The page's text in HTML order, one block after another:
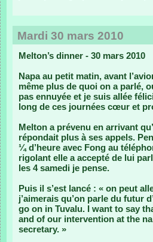
Mardi 30 mars 2010
Melton’s dinner - 30 mars 2010
Napa au petit matin, avant
même plus de quoi on a parlé,
pas ennuyée et je suis allée
long de ces journées cœur et
Melton a prévenu en arrivant
répondait plus à ses appels.
¼ d’heure avec Fong au
rigolant elle a accepté de lui
les 4 samedi je pense.
Puis il s’est lancé : « on peut
j’aimerais qu’on parle du futur
go on in Tuvalu. I want to say
and of our intervention at the
secretary. »